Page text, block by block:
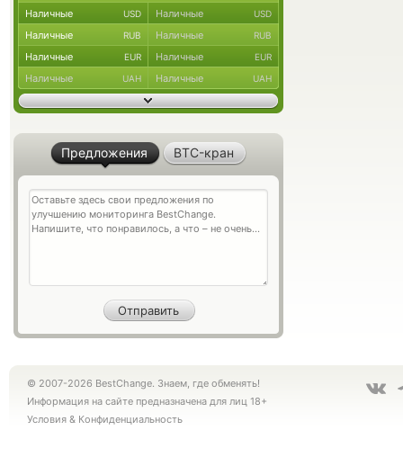
Наличные USD Наличные USD
Наличные RUB Наличные RUB
Наличные EUR Наличные EUR
Наличные UAH Наличные UAH
Предложения BTC-кран
© 2007-2026 BestChange. Знаем, где обменять!
Информация на сайте предназначена для лиц 18+
Условия & Конфиденциальность